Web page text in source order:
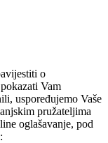
o
Vam
uspoređujemo Vaše
pružateljima
oglašavanje, pod